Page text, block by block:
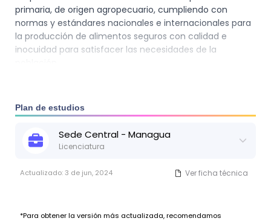
primaria, de origen agropecuario, cumpliendo con
normas y estándares nacionales e internacionales para
la producción de alimentos seguros con calidad e
inocuidad para satisfacer las necesidades de la
Plan de estudios
Sede Central - Managua
Licenciatura
Actualizado: 3 de jun, 2024 Ver ficha técnica
*Para obtener la versión más actualizada, recomendamos